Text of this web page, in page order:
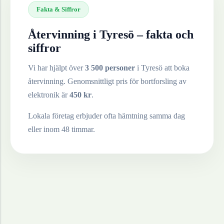
Fakta & Siffror
Återvinning i Tyresö – fakta och
siffror
Vi har hjälpt över3 500 personer i Tyresö att boka
återvinning. Genomsnittligt pris för bortforsling av
elektronik är450 kr.
Lokala företag erbjuder ofta hämtning samma dag
eller inom 48 timmar.